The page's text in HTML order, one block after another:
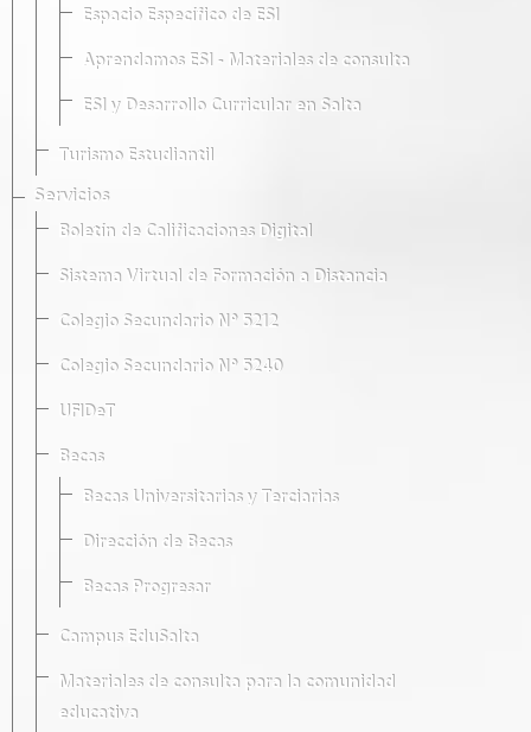
Espacio Específico de ESI
Aprendamos ESI - Materiales de consulta
ESI y Desarrollo Curricular en Salta
Turismo Estudiantil
Servicios
Boletín de Calificaciones Digital
Sistema Virtual de Formación a Distancia
Colegio Secundario Nº 5212
Colegio Secundario Nº 5240
UFIDeT
Becas
Becas Universitarias y Terciarias
Dirección de Becas
Becas Progresar
Campus EduSalta
Materiales de consulta para la comunidad
educativa